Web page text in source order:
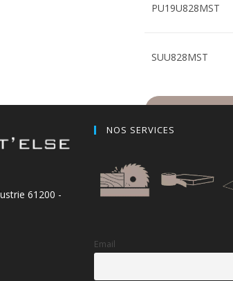
PU19U828MST
SUU828MST
61200 -
NOS SERVICES
Email